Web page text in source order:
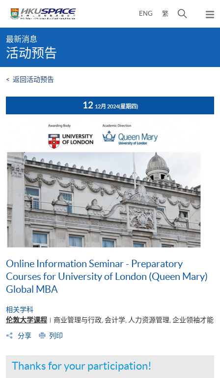
content
ENG 繁
开
弹
出
content
start
最新消息
活动预告
< 返回活动预告
12 12月 2024(星期四)
Online Information Seminar - Preparatory
Courses for University of London (Queen Mary)
Global MBA
相关学科
伦敦大学课程 | 商业管理与行政, 会计学, 人力资源管理, 企业领袖才能
分享
列印
Thanks for your participation!